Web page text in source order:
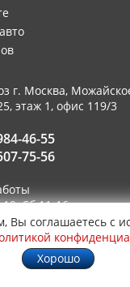
г. Москва,
этаж 1, офис 119/3
46-55
75-56
Сб 11-16
Вы соглашаетесь с
Хорошо